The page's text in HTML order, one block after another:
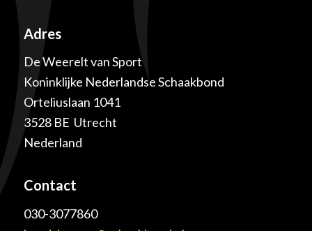
Adres
De Weerelt van Sport
Koninklijke Nederlandse Schaakbond
Orteliuslaan 1041
3528 BE Utrecht
Nederland
Contact
030-3077860